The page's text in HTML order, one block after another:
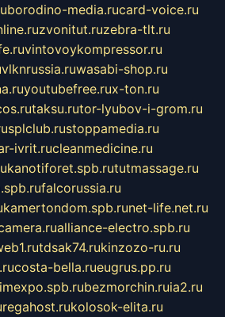
borodino-media.rucard-voice.ru
zvonitut.ruzebra-tlt.ru
vintovoykompressor.ru
vlknrussia.ruwasabi-shop.ru
youtubefree.rux-ton.ru
taksu.rutor-lyubov-i-grom.ru
splclub.rustoppamedia.ru
ivrit.rucleanmedicine.ru
kanotiforet.spb.rututmassage.ru
falcorussia.ru
kamertondom.spb.runet-life.net.ru
alliance-electro.spb.ru
tdsak74.rukinzozo-ru.ru
costa-bella.rueugrus.pp.ru
bezmorchin.ruia2.ru
regahost.rukolosok-elita.ru